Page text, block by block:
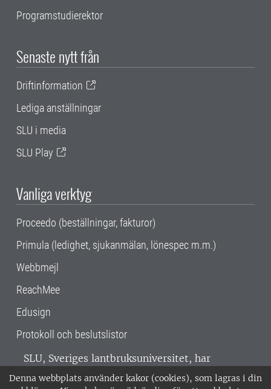
Denna webbplats använder kakor (cookies), som lagras i din
Programstudierektor
Senaste nytt från
Driftinformation
Lediga anställningar
SLU i media
SLU Play
Vanliga verktyg
Proceedo (beställningar, fakturor)
Primula (ledighet, sjukanmälan, lönespec m.m.)
Webbmejl
ReachMee
Edusign
Protokoll och beslutslistor
SLU, Sveriges lantbruksuniversitet, har
verksamhet över hela Sverige. Huvudorter är